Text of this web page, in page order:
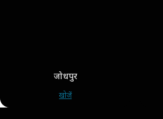
जोधपुर
खोजें